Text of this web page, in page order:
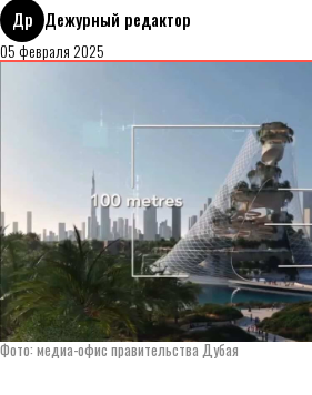
Др Дежурный редактор
05 февраля 2025
Фото: медиа-офис правительства Дубая